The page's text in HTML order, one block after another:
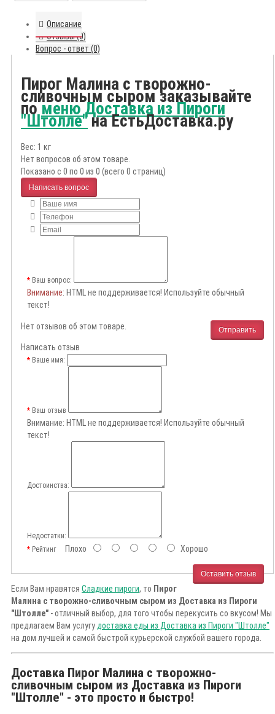
Описание
Отзывы (0)
Вопрос - ответ (0)
Пирог Малина с творожно-
сливочным сыром заказывайте
поменю Доставка из Пироги
"Штолле"на ЕстьДоставка.ру
Вес: 1 кг
Нет вопросов об этом товаре.
Показано с 0 по 0 из 0 (всего 0 страниц)
Написать вопрос
Ваш вопрос:
Внимание: HTML не поддерживается! Используйте обычный
текст!
Отправить
Нет отзывов об этом товаре.
Написать отзыв
Ваше имя:
Ваш отзыв
Внимание: HTML не поддерживается! Используйте обычный
текст!
Достоинства:
Недостатки:
РейтингПлохо Хорошо
Оставить отзыв
Если Вам нравятся Сладкие пироги, то Пирог
Малина с творожно-сливочным сыром из Доставка из Пироги
"Штолле" - отличный выбор, для того чтобы перекусить со вкусом! Мы
предлагаем Вам услугу доставка еды из Доставка из Пироги "Штолле"
на дом лучшей и самой быстрой курьерской службой вашего города.
Доставка Пирог Малина с творожно-
сливочным сыром из Доставка из Пироги
"Штолле" - это просто и быстро!